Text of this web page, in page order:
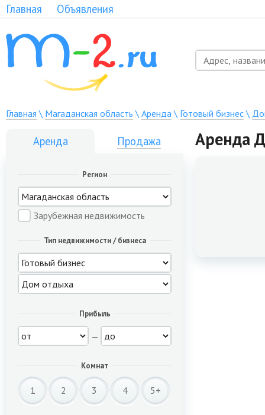
Главная Объявления
Главная \ Магаданская область \ Аренда\ Готовый бизнес\
Аренда Продажа
Регион
Зарубежная недвижимость
Тип недвижимости / бизнеса
Прибыль
—
Комнат
1 2 3 4 5+
Аренда